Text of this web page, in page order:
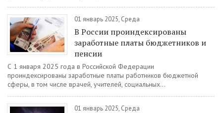
01 январь 2025, Среда
В России проиндексированы
заработные платы бюджетников и
пенсии
С 1 января 2025 года в Российской Федерации
проиндексированы заработные платы работников бюджетной
сферы, в том числе врачей, учителей, социальных...
01 январь 2025, Среда